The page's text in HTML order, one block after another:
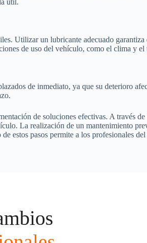
útil.
Utilizar un lubricante adecuado garantiza
de uso del vehículo, como el clima y
de inmediato, ya que su deterioro
de soluciones efectivas. A través
La realización de un mantenimiento
estos pasos permite a los profesionales